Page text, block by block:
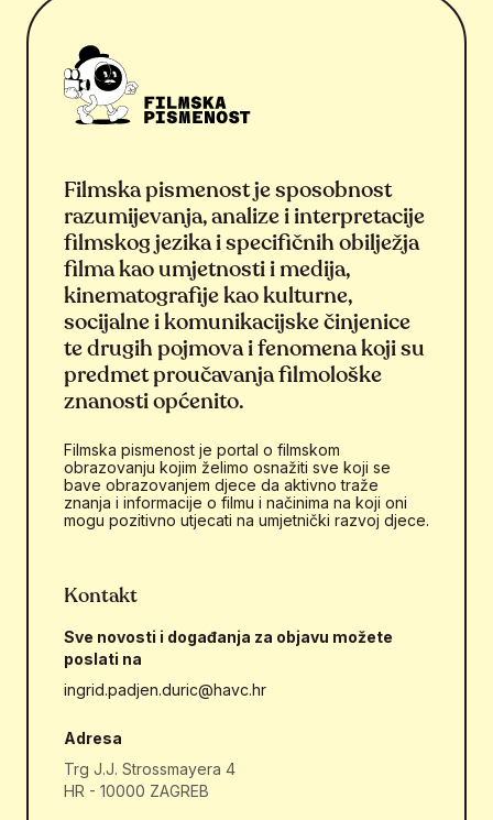
Filmska pismenost je sposobnost
razumijevanja, analize i interpretacije
filmskog jezika i specifičnih obilježja
filma kao umjetnosti i medija,
kinematografije kao kulturne,
socijalne i komunikacijske činjenice
te drugih pojmova i fenomena koji su
predmet proučavanja filmološke
znanosti općenito.
Filmska pismenost je portal o filmskom
obrazovanju kojim želimo osnažiti sve koji se
bave obrazovanjem djece da aktivno traže
znanja i informacije o filmu i načinima na koji oni
mogu pozitivno utjecati na umjetnički razvoj djece.
Kontakt
Sve novosti i događanja za objavu možete
poslati na
ingrid.padjen.duric@havc.hr
Adresa
Trg J.J. Strossmayera 4
HR - 10000 ZAGREB